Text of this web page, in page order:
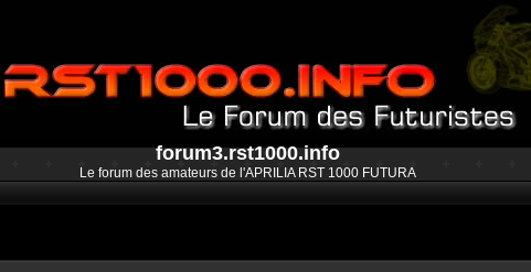
forum3.rst1000.info
Le forum des amateurs de l'APRILIA RST 1000 FUTURA